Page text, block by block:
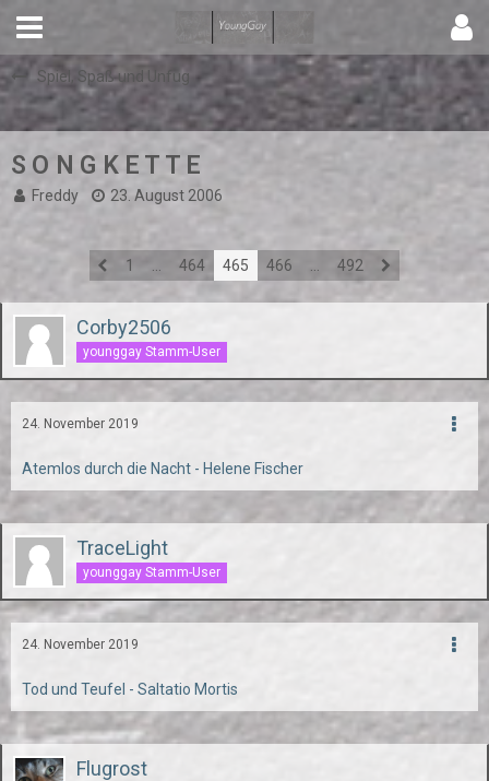
Spiel, Spaß und Unfug
S O N G K E T T E
Freddy 23. August 2006
1 464 465 466 492
Corby2506
younggay Stamm-User
24. November 2019
Atemlos durch die Nacht - Helene Fischer
TraceLight
younggay Stamm-User
24. November 2019
Tod und Teufel - Saltatio Mortis
Flugrost